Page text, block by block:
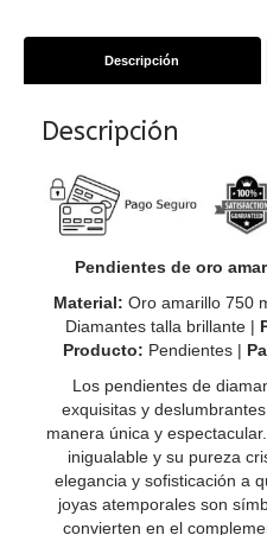
Descripción
Descripción
Pendientes de oro
Material: Oro amarillo 750
Diamantes talla brillante |
Producto: Pendientes |
Los pendientes de
exquisitas y
manera única y
inigualable y su pureza
elegancia y sofisticación a
joyas atemporales son
convierten en el